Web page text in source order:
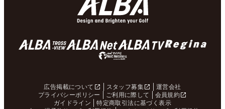
広告掲載について スタッフ募集
運営会社
プライバシーポリシー
ご利用に際して
会員規約
ガイドライン
特定商取引法に基づく表示